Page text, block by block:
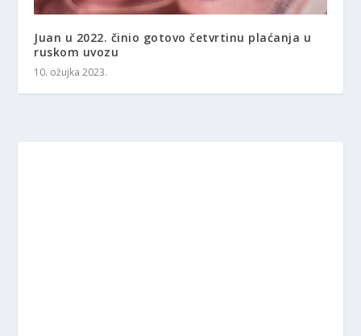
Juan u 2022. činio gotovo četvrtinu plaćanja u
ruskom uvozu
10. ožujka 2023.